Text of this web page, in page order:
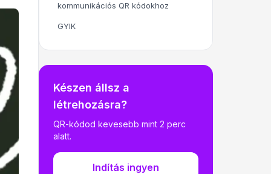
kommunikációs QR kódokhoz
GYIK
Készen állsz a
létrehozásra?
QR-kódod kevesebb mint 2 perc
alatt.
Indítás ingyen